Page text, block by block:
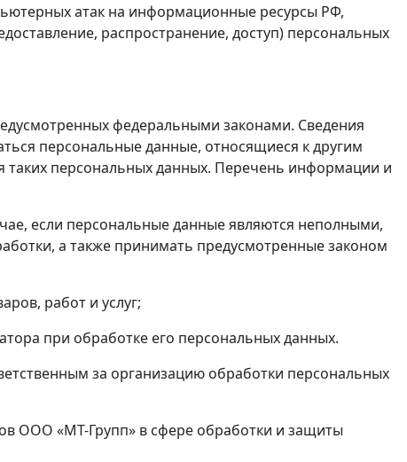
атак на информационные ресурсы РФ,
распространение, доступ) персональных
федеральными законами. Сведения
персональные данные, относящиеся к другим
таких персональных данных. Перечень информации и
если персональные данные являются неполными,
а также принимать предусмотренные законом
работ и услуг;
при обработке его персональных данных.
за организацию обработки персональных
ООО «МТ-Групп» в сфере обработки и защиты